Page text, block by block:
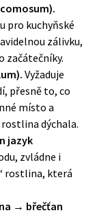
pro kuchyňské
zálivku,
začátečníky.
Vyžaduje
přesně to, co
místo a
dýchala.
jazyk
zvládne i
rostlina, která
→ břečťan